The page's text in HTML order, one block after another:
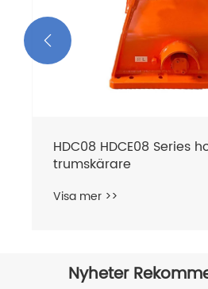
HDC08 HDCE08 Series
trumskärare
Visa mer >>

Nyheter